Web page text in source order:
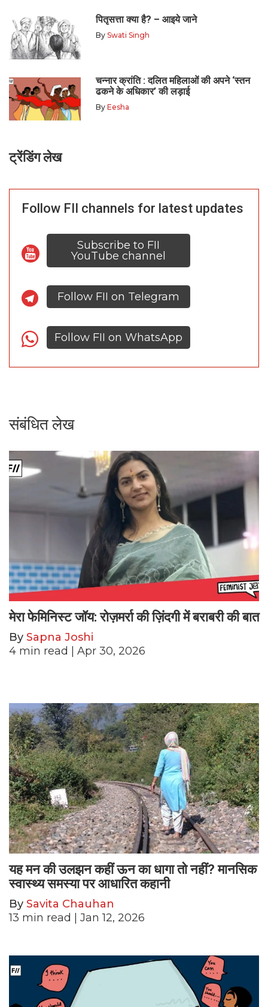
पितृसत्ता क्या है? – आइये जाने
By Swati Singh
चन्नार क्रांति : दलित महिलाओं की अपने ‘स्तन
ढकने के अधिकार’ की लड़ाई
By Eesha
ट्रेंडिंग लेख
Follow FII channels for latest updates
Subscribe to FII
YouTube channel
Follow FII on Telegram
Follow FII on WhatsApp
संबंधित लेख
मेरा फेमिनिस्ट जॉय: रोज़मर्रा की ज़िंदगी में बराबरी की बात
By Sapna Joshi
4 min read | Apr 30, 2026
यह मन की उलझन कहीं ऊन का धागा तो नहीं? मानसिक
स्वास्थ्य समस्या पर आधारित कहानी
By Savita Chauhan
13 min read | Jan 12, 2026